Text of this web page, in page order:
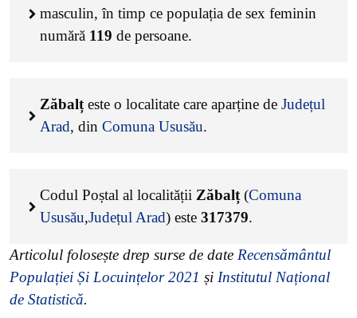
masculin, în timp ce populația de sex feminin
numără 119 de persoane.
Zăbalț este o localitate care aparține de Județul
Arad, din Comuna Ususău.
Codul Poștal al localității Zăbalț (Comuna
Ususău,Județul Arad) este 317379.
Articolul folosește drep surse de date Recensământul
Populației Și Locuințelor 2021 și Institutul Național
de Statistică.